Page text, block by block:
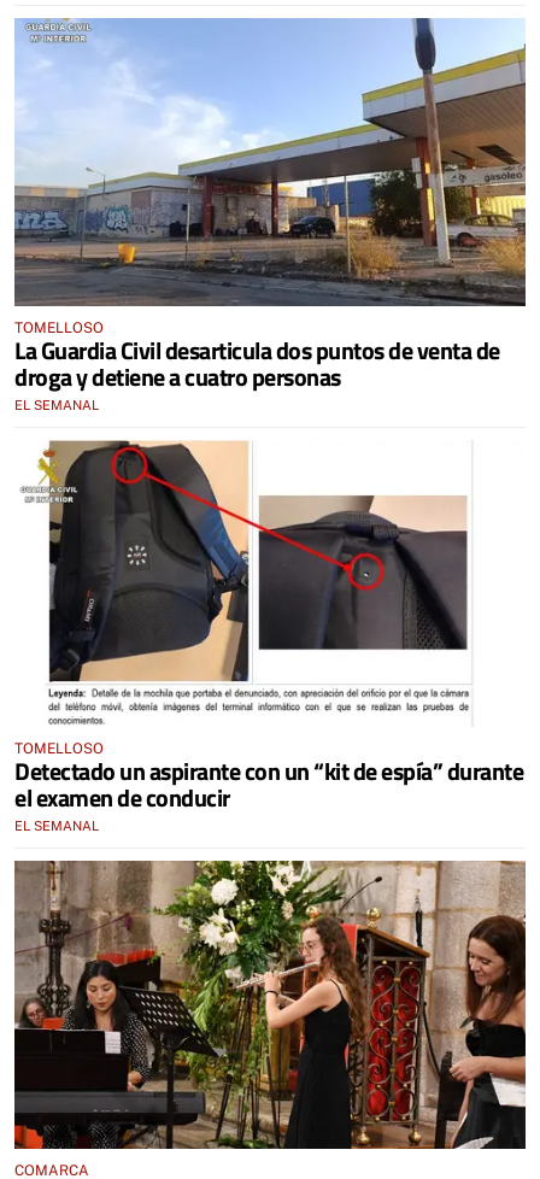
TOMELLOSO
La Guardia Civil desarticula dos puntos de venta de
droga y detiene a cuatro personas
EL SEMANAL
TOMELLOSO
Detectado un aspirante con un “kit de espía” durante
el examen de conducir
EL SEMANAL
COMARCA